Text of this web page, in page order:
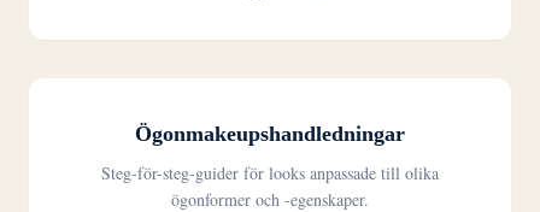
Ögonmakeupshandledningar
Steg-för-steg-guider för looks anpassade till olika
ögonformer och -egenskaper.